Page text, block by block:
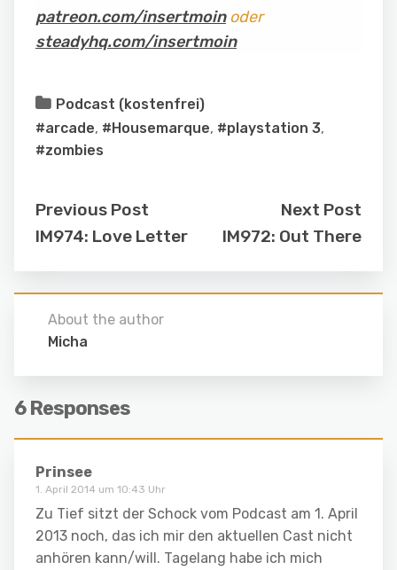
patreon.com/insertmoinoder
steadyhq.com/insertmoin
Podcast (kostenfrei)
#arcade, #Housemarque, #playstation 3,
#zombies
Previous Post
IM974: Love Letter
Next Post
IM972: Out There
About the author
Micha
6 Responses
Prinsee
1. April 2014 um 10:43 Uhr
Zu Tief sitzt der Schock vom Podcast am 1. April
2013 noch, das ich mir den aktuellen Cast nicht
anhören kann/will. Tagelang habe ich mich